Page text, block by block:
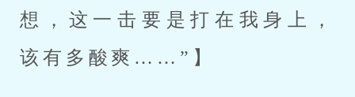
想，这一击要是打在我身上，
该有多酸爽……”】